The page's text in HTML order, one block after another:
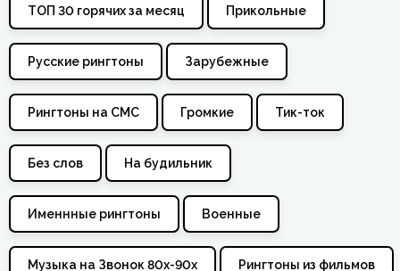
ТОП 30 горячих за месяц Прикольные
Русские рингтоны Зарубежные
Рингтоны на СМС Громкие Тик-ток
Без слов На будильник
Именнные рингтоны Военные
Музыка на Звонок 80х-90х Рингтоны из фильмов